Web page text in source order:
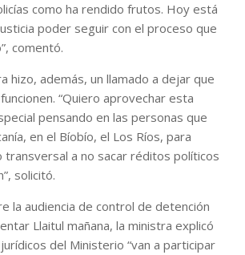
como ha rendido frutos. Hoy está
poder seguir con el proceso que
comentó.
hizo, además, un llamado a dejar que
“Quiero aprovechar esta
pensando en las personas que
en el Bíobío, el Los Ríos, para
transversal a no sacar réditos políticos
solicitó.
la audiencia de control de detención
Llaitul mañana, la ministra explicó
del Ministerio “van a participar